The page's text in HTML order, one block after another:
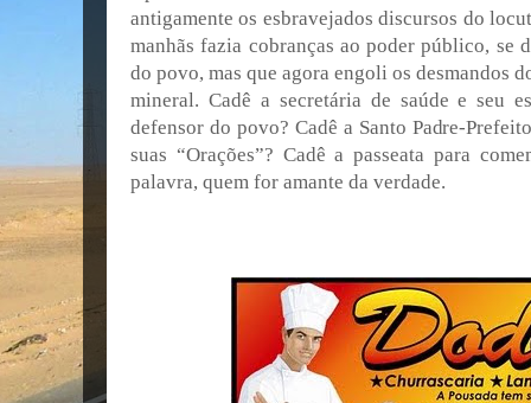
antigamente os esbravejados discursos do
manhãs fazia cobranças ao poder público, se
do povo, mas que agora engoli os desmandos
mineral. Cadê a secretária de saúde e seu
defensor do povo? Cadê a Santo Padre-
suas “Orações”? Cadê a passeata para
palavra, quem for amante da verdade.